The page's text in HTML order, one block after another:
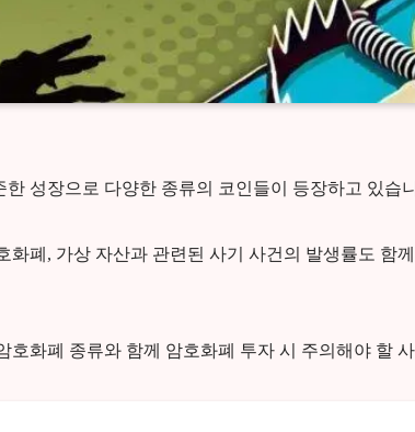
한 성장으로 다양한 종류의 코인들이 등장하고 있습
화폐, 가상 자산과 관련된 사기 사건의 발생률도 함
호화폐 종류와 함께 암호화폐 투자 시 주의해야 할